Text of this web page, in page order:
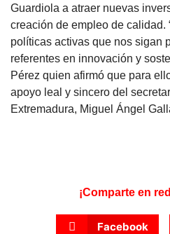
Guardiola a atraer nuevas
creación de empleo de calidad.
políticas activas que nos sigan
referentes en innovación y
Pérez quien afirmó que para
apoyo leal y sincero del
Extremadura, Miguel Ángel
¡Comparte en
Facebook